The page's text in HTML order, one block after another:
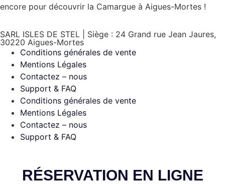
encore pour découvrir la Camargue à Aigues-Mortes !
SARL ISLES DE STEL | Siège : 24 Grand rue Jean Jaures,
30220 Aigues-Mortes
Conditions générales de vente
Mentions Légales
Contactez – nous
Support & FAQ
Conditions générales de vente
Mentions Légales
Contactez – nous
Support & FAQ
RÉSERVATION EN LIGNE